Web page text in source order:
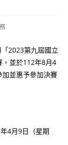
2023第九屆國立
，並於112年8月4
並惠予參加決賽
4月9日（星期